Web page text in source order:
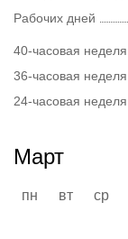
Рабочих дней
40-часовая неделя
36-часовая неделя
24-часовая неделя
Март
пн вт ср